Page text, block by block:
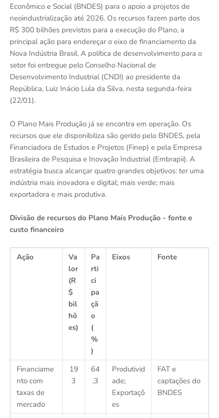
Econômico e Social (BNDES) para o apoio a projetos de
neoindustrialização até 2026. Os recursos fazem parte dos
R$ 300 bilhões previstos para a execução do Plano, a
principal ação para endereçar o eixo de financiamento da
Nova Indústria Brasil. A política de desenvolvimento para o
setor foi entregue pelo Conselho Nacional de
Desenvolvimento Industrial (CNDI) ao presidente da
República, Luiz Inácio Lula da Silva, nesta segunda-feira
(22/01).
O Plano Mais Produção já se encontra em operação. Os
recursos que ele disponibiliza são gerido pelo BNDES, pela
Financiadora de Estudos e Projetos (Finep) e pela Empresa
Brasileira de Pesquisa e Inovação Industrial (Embrapii). A
estratégia busca alcançar quatro grandes objetivos: ter uma
indústria mais inovadora e digital; mais verde; mais
exportadora e mais produtiva.
Divisão de recursos do Plano Mais Produção - fonte e
custo financeiro
Ação
Va
lor
(R
$
bil
hõ
es)
Pa
rti
ci
pa
çã
o
(
%
)
Eixos Fonte
Financiame
nto com
taxas de
mercado
19
3
64
,3
Produtivid
ade;
Exportaçõ
es
FAT e
captações do
BNDES